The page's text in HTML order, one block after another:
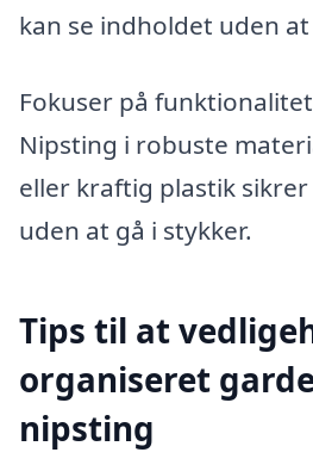
kan se indholdet uden
Fokuser på
Nipsting i robuste
eller kraftig plastik
uden at gå i stykker.
Tips til at
organiseret
nipsting